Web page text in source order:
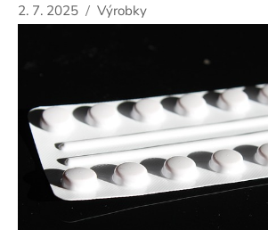
2. 7. 2025 Výrobky